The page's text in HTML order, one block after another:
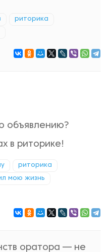
риторика
объявлению?
в риторике!
риторика
мою жизнь
оратора — не